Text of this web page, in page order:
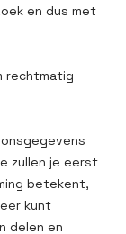
en dus met
rechtmatig
zullen je eerst
betekent,
kunt
delen en